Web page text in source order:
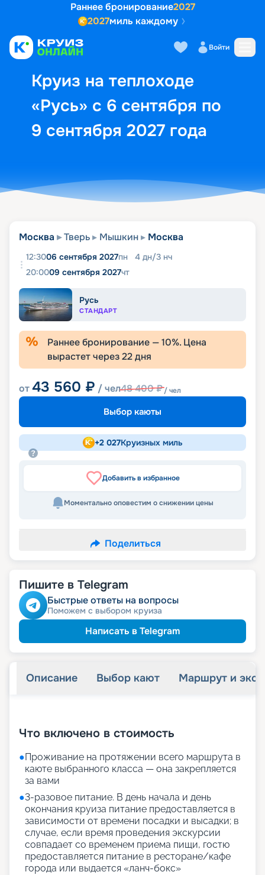
Раннее бронирование2027
2027миль каждому
Войти
Круиз на теплоходе
«Русь» с 6 сентября по
9 сентября 2027 года
Выбор кают Маршрут и
Москва Тверь Мышкин Москва
12:3006 сентября 2027пн 4 дн/3 нч
20:0009 сентября 2027чт
Русь
СТАНДАРТ
Раннее бронирование —10%. Цена
вырастет через22дня
от43 560 ₽ / чел48 400₽/ чел
Выбор каюты
+2 027Круизных миль
Добавить в избранное
Моментально оповестим о снижении цены
Поделиться
Пишите в Telegram
Быстрые ответы на вопросы
Поможем с выбором круиза
Написать в Telegram
Описание Выбор кают Маршрут и
Что включено в стоимость
●Проживание на протяжении всего маршрута в
каюте выбранного класса — она закрепляется
за вами
●3-разовое питание. В день начала и день
окончания круиза питание предоставляется в
зависимости от времени посадки и высадки; в
случае, если время проведения экскурсии
совпадает со временем приема пищи, гостю
предоставляется питание в ресторане/кафе
города или выдается «ланч-бокс»